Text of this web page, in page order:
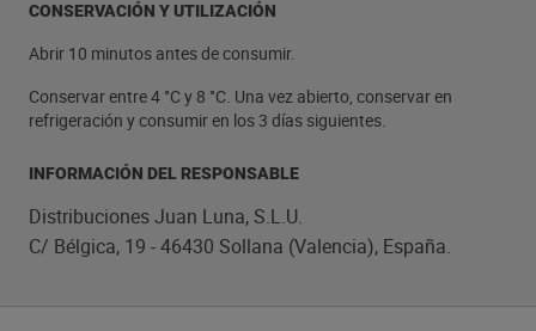
CONSERVACIÓN Y UTILIZACIÓN
Abrir 10 minutos antes de consumir.
Conservar entre 4 °C y 8 °C. Una vez abierto, conservar en
refrigeración y consumir en los 3 días siguientes.
INFORMACIÓN DEL RESPONSABLE
Distribuciones Juan Luna, S.L.U.
C/ Bélgica, 19 - 46430 Sollana (Valencia), España.